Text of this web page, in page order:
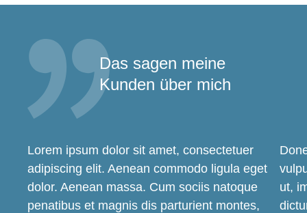
Das sagen meine
Kunden über mich
Lorem ipsum dolor sit amet, consectetuer
adipiscing elit. Aenean commodo ligula eget
dolor. Aenean massa. Cum sociis natoque
penatibus et magnis dis parturient montes,
ut,